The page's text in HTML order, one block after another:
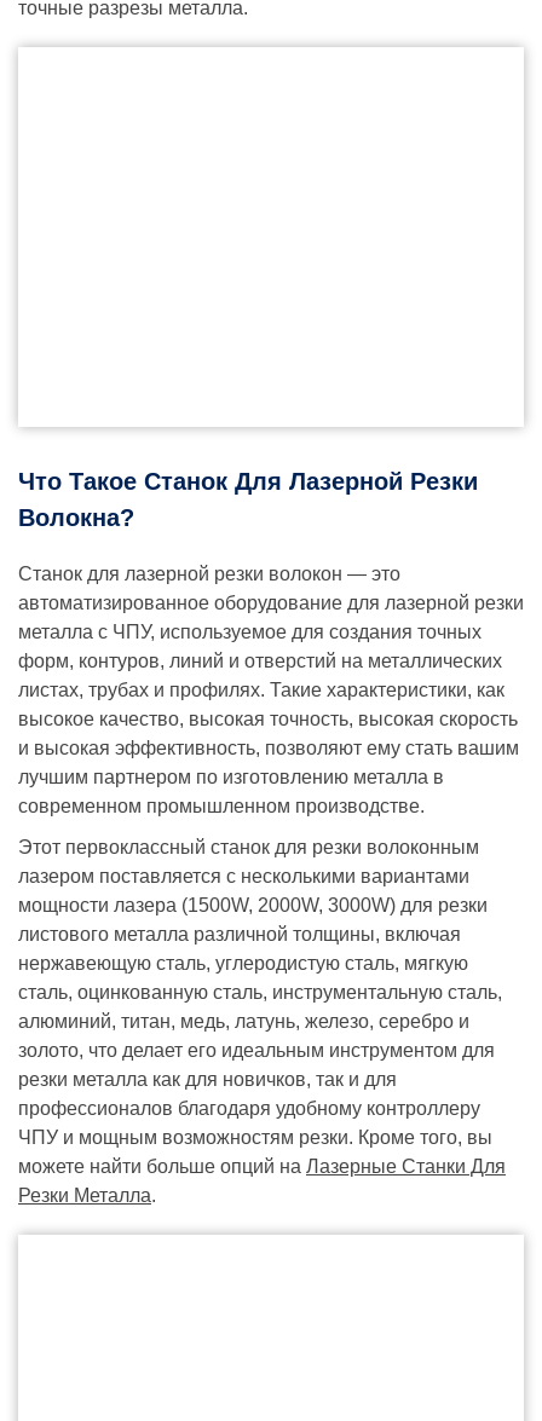
точные разрезы металла.
Что Такое Станок Для Лазерной Резки
Волокна?
Станок для лазерной резки волокон — это
автоматизированное оборудование для лазерной резки
металла с ЧПУ, используемое для создания точных
форм, контуров, линий и отверстий на металлических
листах, трубах и профилях. Такие характеристики, как
высокое качество, высокая точность, высокая скорость
и высокая эффективность, позволяют ему стать вашим
лучшим партнером по изготовлению металла в
современном промышленном производстве.
Этот первоклассный станок для резки волоконным
лазером поставляется с несколькими вариантами
мощности лазера (1500W, 2000W, 3000W) для резки
листового металла различной толщины, включая
нержавеющую сталь, углеродистую сталь, мягкую
сталь, оцинкованную сталь, инструментальную сталь,
алюминий, титан, медь, латунь, железо, серебро и
золото, что делает его идеальным инструментом для
резки металла как для новичков, так и для
профессионалов благодаря удобному контроллеру
ЧПУ и мощным возможностям резки. Кроме того, вы
можете найти больше опций на Лазерные Станки Для
Резки Металла.